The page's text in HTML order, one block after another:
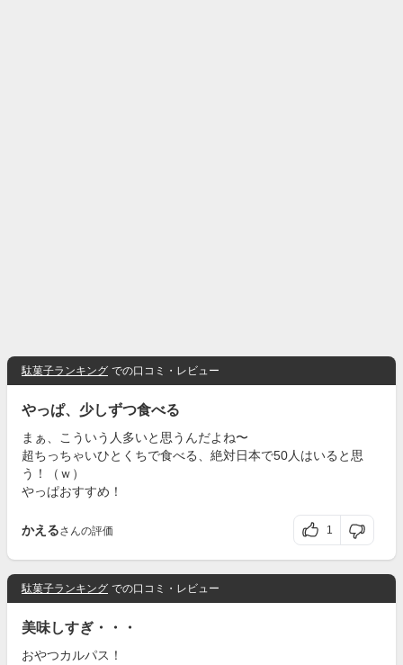
駄菓子ランキング での口コミ・レビュー
やっぱ、少しずつ食べる
まぁ、こういう人多いと思うんだよね〜
超ちっちゃいひとくちで食べる、絶対日本で50人はいると思
う！（ｗ）
やっぱおすすめ！
かえるさんの評価 1
駄菓子ランキング での口コミ・レビュー
美味しすぎ・・・
おやつカルパス！